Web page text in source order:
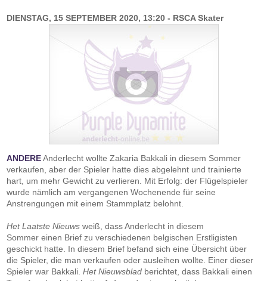
DIENSTAG, 15 SEPTEMBER 2020, 13:20 - RSCA Skater
ANDEREAnderlecht wollte Zakaria Bakkali in diesem Sommer
verkaufen, aber der Spieler hatte dies abgelehnt und trainierte
hart, um mehr Gewicht zu verlieren. Mit Erfolg: der Flügelspieler
wurde nämlich am vergangenen Wochenende für seine
Anstrengungen mit einem Stammplatz belohnt.
Het Laatste Nieuws weiß, dass Anderlecht in diesem
Sommer einen Brief zu verschiedenen belgischen Erstligisten
geschickt hatte. In diesem Brief befand sich eine Übersicht über
die Spieler, die man verkaufen oder ausleihen wollte. Einer dieser
Spieler war Bakkali.Het Nieuwsblad berichtet, dass Bakkali einen